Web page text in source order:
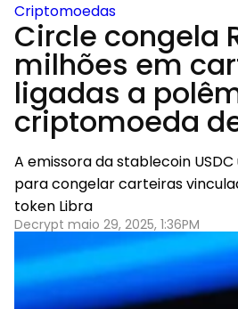
Criptomoedas
Circle congela
milhões em
ligadas a
criptomoeda
A emissora da stablecoin
para congelar carteiras
token Libra
Decrypt maio 29, 2025, 1:36PM